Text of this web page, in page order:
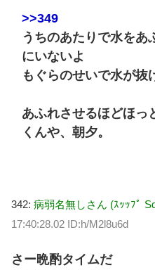
>>349
うちのあたりで水をあ
にいないよ
もぐらのせいで水が抜
あふれさせるほどほっ
くんや、朝夕。
342: 病弱名無しさん (ｽｯｯﾌﾟ
17:40:28.02 ID:h/M2l8u6d
さー晩酌タイムだ